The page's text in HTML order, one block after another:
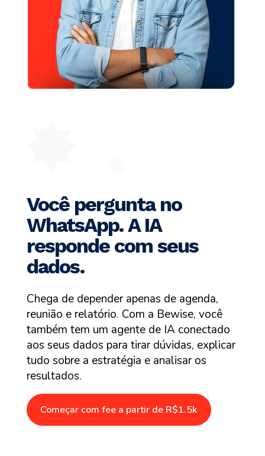
Você pergunta no
WhatsApp. A IA
responde com seus
dados.
Chega de depender apenas de agenda,
reunião e relatório. Com a Bewise, você
também tem um agente de IA conectado
aos seus dados para tirar dúvidas, explicar
tudo sobre a estratégia e analisar os
resultados.
Começar com fee a partir de R$1.5k